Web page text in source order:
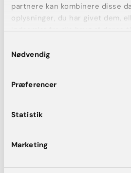
partnere kan kombinere disse
oplysninger, du har givet dem,
indsamlet fra din brug af deres
Nødvendig
Præferencer
Statistik
Marketing
Tips til optimal pleje
brystforstørrelse
For at fremme en gnidningsfri
Undgå fysiske anstrengelser:
du undgå tunge løft og intens
Sov på ryggen:
For at
anbefales det at sove på
Hold arrene rene:
infektioner.